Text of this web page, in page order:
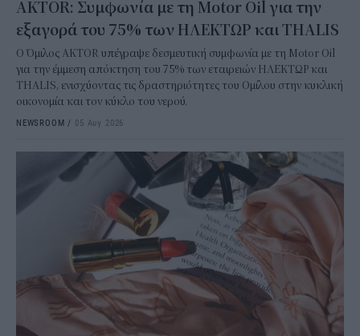
AKTOR: Συμφωνία με τη Motor Oil για την
εξαγορά του 75% των ΗΛΕΚΤΩΡ και THALIS
Ο Όμιλος AKTOR υπέγραψε δεσμευτική συμφωνία με τη Motor Oil
για την έμμεση απόκτηση του 75% των εταιρειών ΗΛΕΚΤΩΡ και
THALIS, ενισχύοντας τις δραστηριότητες του Ομίλου στην κυκλική
οικονομία και τον κύκλο του νερού.
NEWSROOM / 05 Αυγ 2026